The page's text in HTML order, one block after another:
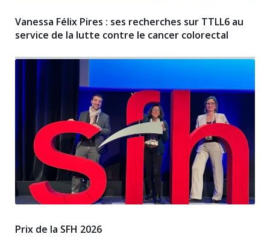
Vanessa Félix Pires : ses recherches sur TTLL6 au
service de la lutte contre le cancer colorectal
Prix de la SFH 2026